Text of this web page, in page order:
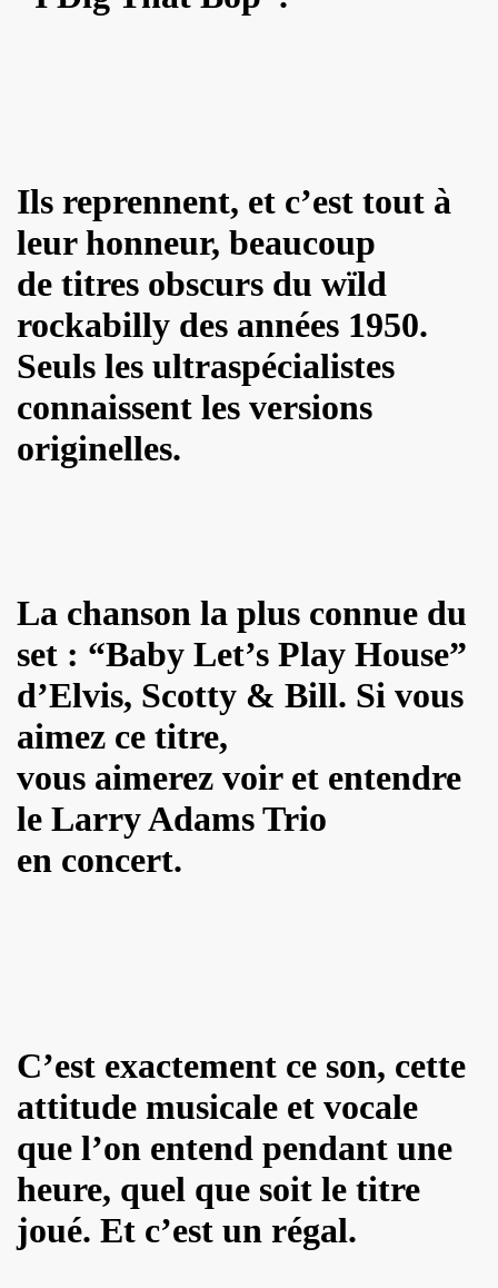
Ils reprennent, et c’est tout à
leur honneur, beaucoup
de titres obscurs du wïld
rockabilly des années 1950.
Seuls les ultraspécialistes
connaissent les versions
originelles.
La chanson la plus connue du
set : “Baby Let’s Play House”
d’Elvis, Scotty & Bill. Si vous
aimez ce titre,
vous aimerez voir et entendre
le Larry Adams Trio
en concert.
C’est exactement ce son, cette
attitude musicale et vocale
que l’on entend pendant une
heure, quel que soit le titre
joué. Et c’est un régal.
"AJASPHERE VOL. II" les 6 et 27 avril 2024 + le 5 juin
en 1996 de l album "MARIE FRANCE" (paru en 1997)
par la journaliste ALIAS dans "Presto".
BIJOU (Vincent Palmer, Philippe Dauga, Dynamite Yan,
du "Aseptise Tour") + IZAE, le 6 juin 2024 au Casino
le 9 mars 2024 a la Boule noire (Paris) : compte
expo "Douce France, des musiques de l'exil aux
(hiver 2024) pour l album "LA NUIT QUI VIENT
(2023) : chronique detaillee de ses dix albums studio et
AMORES : chronique detaillee.
ET PAUL SIMONON), concert et album "CAN WE DO
EP quatre titres (2023) : chronique detaillee.
THOURY en power rock n roll trio, premiers concerts
(concert "A plein cœur") jouent JOHNNY
dans "TRIBU MOVE" numero 275 (novembre 2023).
le 26 aout 2023 a Luzarches (95) et le 16
2023 par la troupe SAYNETE ET SANS BAVURE au